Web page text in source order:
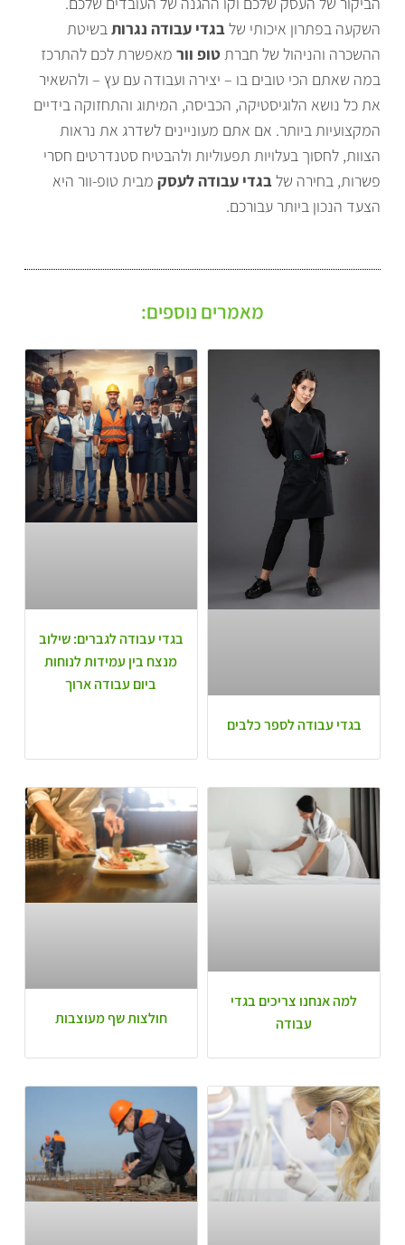
השקעה בפתרון איכותי שלבגדי עבודה נגרותבשיטת
ההשכרה והניהול של חברתטופ וורמאפשרת לכם להתרכז
במה שאתם הכי טובים בו – יצירה ועבודה עם עץ – ולהשאיר
את כל נושא הלוגיסטיקה, הכביסה, המיתוג והתחזוקה בידיים
המקצועיות ביותר. אם אתם מעוניינים לשדרג את נראות
הצוות, לחסוך בעלויות תפעוליות ולהבטיח סטנדרטים חסרי
פשרות, בחירה שלבגדי עבודה לעסקמבית טופ-וור היא
הצעד הנכון ביותר עבורכם.
מאמרים נוספים:
בגדי עבודה לספר כלבים
בגדי עבודה לגברים: שילוב
מנצח בין עמידות לנוחות
ביום עבודה ארוך
למה אנחנו צריכים בגדי
עבודה
חולצות שף מעוצבות